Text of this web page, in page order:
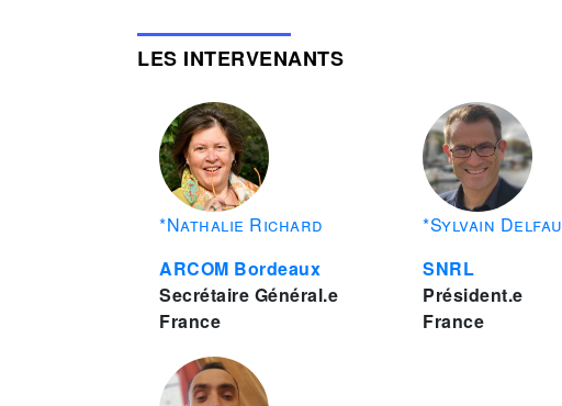
LES INTERVENANTS
*Nathalie Richard
ARCOM Bordeaux
Secrétaire Général.e
France
*Sylvain Delfau
SNRL
Président.e
France